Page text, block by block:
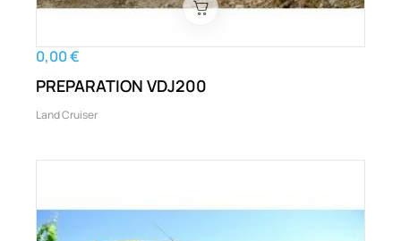
0,00 €
PREPARATION VDJ200
Land Cruiser